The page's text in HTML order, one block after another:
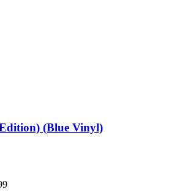
(Blue Vinyl)